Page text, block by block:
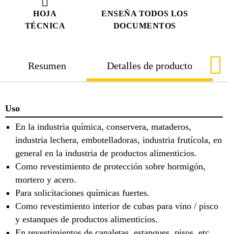
HOJA
TÉCNICA
ENSEÑA TODOS LOS
DOCUMENTOS
Resumen Detalles de producto
Uso
En la industria química, conservera, mataderos,
industria lechera, embotelladoras, industria frutícola, en
general en la industria de productos alimenticios.
Como revestimiento de protección sobre hormigón,
mortero y acero.
Para solicitaciones químicas fuertes.
Como revestimiento interior de cubas para vino / pisco
y estanques de productos alimenticios.